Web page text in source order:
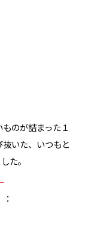
のが詰まった１
いた、いつもと
た。